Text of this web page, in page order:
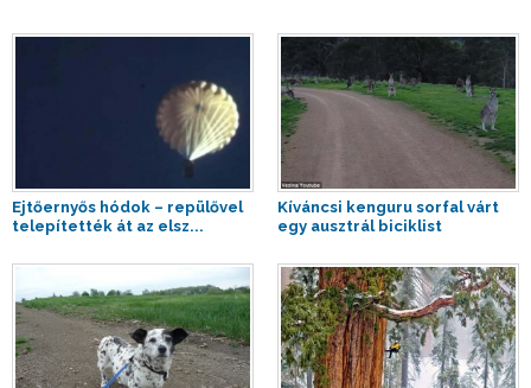
Ejtőernyős hódok – repülővel
telepítették át az elsz...
Kíváncsi kenguru sorfal várt
egy ausztrál biciklist